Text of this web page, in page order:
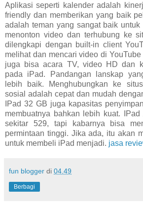
Aplikasi seperti kalender adalah
friendly dan memberikan yang baik
adalah teman yang sangat baik untuk
menonton video dan terhubung ke
dilengkapi dengan built-in client
melihat dan mencari video di
juga bisa acara TV, video HD dan
pada iPad. Pandangan lanskap
lebih baik. Menghubungkan ke
sosial adalah cepat dan mudah
IPad 32 GB juga kapasitas
membuatnya bahkan lebih kuat.
sekitar 529, tapi kabarnya bisa
permintaan tinggi. Jika ada, itu akan
untuk membeli iPad menjadi. jasa
fun blogger di 04.49
Berbagi